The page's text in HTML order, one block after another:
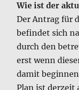
Wie ist der
Der Antrag für
befindet sich
durch den
erst wenn
damit
Plan ist derzeit